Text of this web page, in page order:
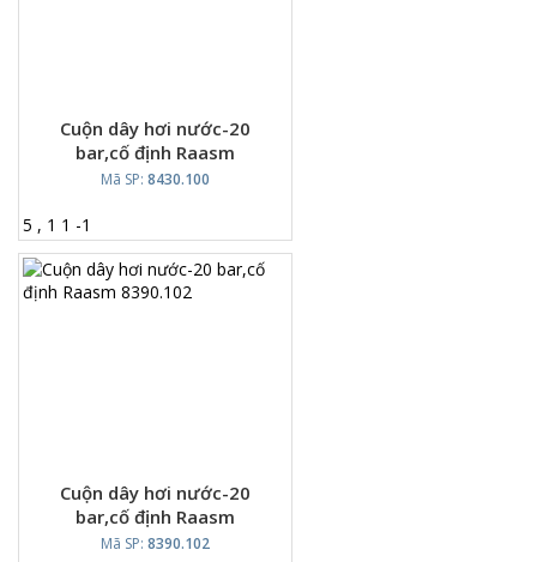
Cuộn dây hơi nước-20
bar,cố định Raasm
8430.100
Mã SP: 8430.100
5 , 1 1 -1
Cuộn dây hơi nước-20
bar,cố định Raasm
8390.102
Mã SP: 8390.102